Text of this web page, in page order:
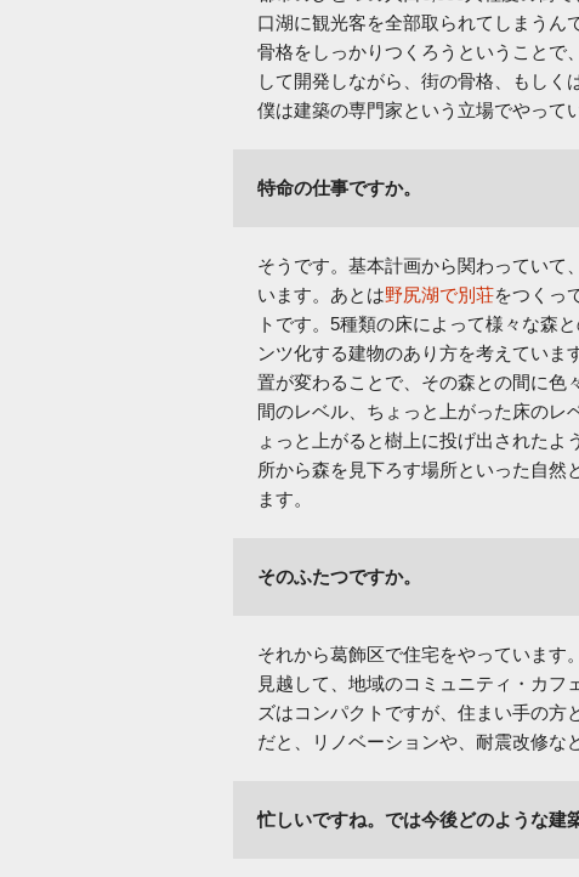
口湖に観光客を全部取られてしまうん
骨格をしっかりつくろうということで
して開発しながら、街の骨格、もし
僕は建築の専門家という立場でやって
特命の仕事ですか。
そうです。基本計画から関わっていて
います。あとは野尻湖で別荘をつくっ
トです。5種類の床によって様々な森
ンツ化する建物のあり方を考えてい
置が変わることで、その森との間に色
間のレベル、ちょっと上がった床のレ
ょっと上がると樹上に投げ出された
所から森を見下ろす場所といった自然
ます。
そのふたつですか。
それから葛飾区で住宅をやっています
見越して、地域のコミュニティ・カ
ズはコンパクトですが、住まい手の
だと、リノベーションや、耐震改修な
忙しいですね。では今後どのような建